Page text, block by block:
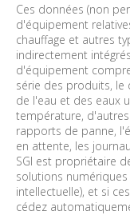
Ces données (non
d'équipement
chauffage et autres
indirectement
d'équipement
série des produits, le
de l'eau et des eaux
température,
rapports de panne,
en attente, les
SGI est propriétaire
solutions
intellectuelle), et si
cédez